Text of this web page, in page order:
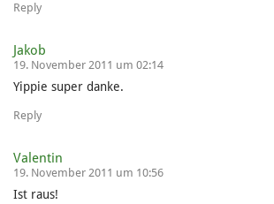
Reply
Jakob
19. November 2011 um 02:14
Yippie super danke.
Reply
Valentin
19. November 2011 um 10:56
Ist raus!